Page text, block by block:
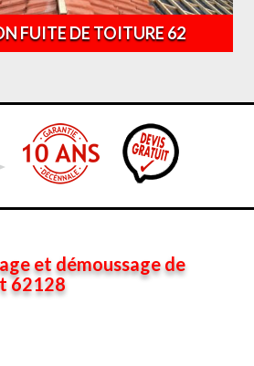
FUITE DE TOITURE 62
et démoussage de
62128